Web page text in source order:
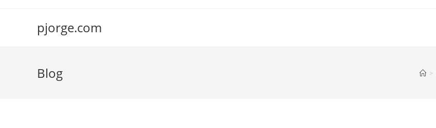
pjorge.com
Blog >